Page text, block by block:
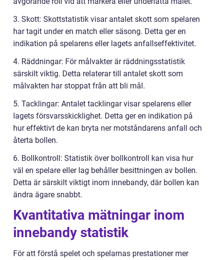
3. Skott: Skottstatistik visar antalet skott som spelaren
har tagit under en match eller säsong. Detta ger en
indikation på spelarens eller lagets anfallseffektivitet.
4. Räddningar: För målvakter är räddningsstatistik
särskilt viktig. Detta relaterar till antalet skott som
målvakten har stoppat från att bli mål.
5. Tacklingar: Antalet tacklingar visar spelarens eller
lagets försvarsskicklighet. Detta ger en indikation på
hur effektivt de kan bryta ner motståndarens anfall och
återta bollen.
6. Bollkontroll: Statistik över bollkontroll kan visa hur
väl en spelare eller lag behåller besittningen av bollen.
Detta är särskilt viktigt inom innebandy, där bollen kan
ändra ägare snabbt.
Kvantitativa mätningar inom
innebandy statistik
För att förstå spelet och spelarnas prestationer mer